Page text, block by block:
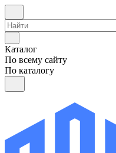
Каталог
По всему сайту
По каталогу